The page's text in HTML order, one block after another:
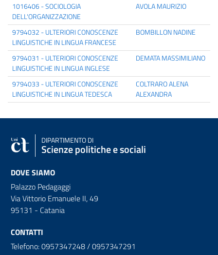
1016406 - SOCIOLOGIA
DELL'ORGANIZZAZIONE
AVOLA MAURIZIO
9794032 - ULTERIORI CONOSCENZE
LINGUISTICHE IN LINGUA FRANCESE
BOMBILLON NADINE
9794031 - ULTERIORI CONOSCENZE
LINGUISTICHE IN LINGUA INGLESE
DEMATA MASSIMILIANO
9794033 - ULTERIORI CONOSCENZE
LINGUISTICHE IN LINGUA TEDESCA
COLTRARO ALENA
ALEXANDRA
DIPARTIMENTO DI
Scienze politiche e sociali
DOVE SIAMO
Palazzo Pedagaggi
Via Vittorio Emanuele II, 49
95131 - Catania
CONTATTI
Telefono: 0957347248 / 0957347291